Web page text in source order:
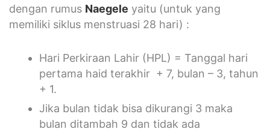
dengan rumus Naegele yaitu (untuk yang
memiliki siklus menstruasi 28 hari) :
Hari Perkiraan Lahir (HPL) = Tanggal hari
pertama haid terakhir + 7, bulan – 3, tahun
+ 1.
Jika bulan tidak bisa dikurangi 3 maka
bulan ditambah 9 dan tidak ada